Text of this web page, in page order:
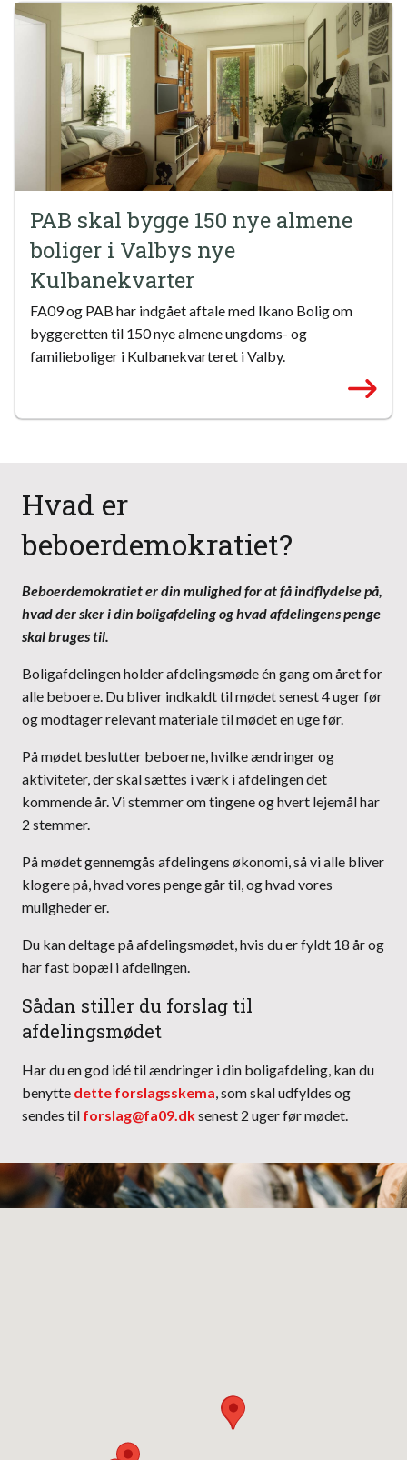
PAB skal bygge 150 nye almene
boliger i Valbys nye
Kulbanekvarter
FA09 og PAB har indgået aftale med Ikano Bolig om
byggeretten til 150 nye almene ungdoms- og
familieboliger i Kulbanekvarteret i Valby.
Hvad er
beboerdemokratiet?
Beboerdemokratiet er din mulighed for at få indflydelse på,
hvad der sker i din boligafdeling og hvad afdelingens penge
skal bruges til.
Boligafdelingen holder afdelingsmøde én gang om året for
alle beboere. Du bliver indkaldt til mødet senest 4 uger før
og modtager relevant materiale til mødet en uge før.
På mødet beslutter beboerne, hvilke ændringer og
aktiviteter, der skal sættes i værk i afdelingen det
kommende år. Vi stemmer om tingene og hvert lejemål har
2 stemmer.
På mødet gennemgås afdelingens økonomi, så vi alle bliver
klogere på, hvad vores penge går til, og hvad vores
muligheder er.
Du kan deltage på afdelingsmødet, hvis du er fyldt 18 år og
har fast bopæl i afdelingen.
Sådan stiller du forslag til
afdelingsmødet
Har du en god idé til ændringer i din boligafdeling, kan du
benytte dette forslagsskema, som skal udfyldes og
sendes til forslag@fa09.dksenest 2 uger før mødet.